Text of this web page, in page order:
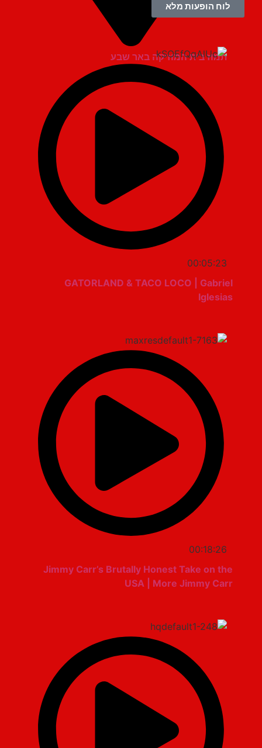
תמוז בית המוזיקה באר שבע
לוח הופעות מלא
00:05:23
GATORLAND & TACO LOCO | Gabriel
Iglesias
00:18:26
Jimmy Carr’s Brutally Honest Take on the
USA | More Jimmy Carr